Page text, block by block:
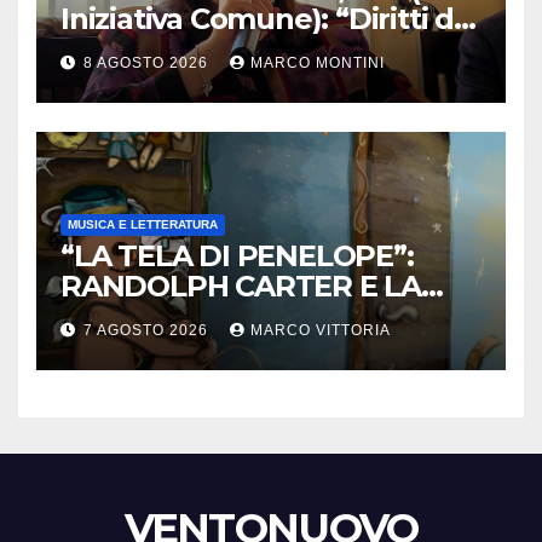
Iniziativa Comune): “Diritti da
tutelare ogni giorno”
8 AGOSTO 2026 MARCO MONTINI
MUSICA E LETTERATURA
“LA TELA DI PENELOPE”:
RANDOLPH CARTER E LA
ROTTURA CHE DIVENTA
LIBERTÀ
7 AGOSTO 2026 MARCO VITTORIA
VENTONUOVO